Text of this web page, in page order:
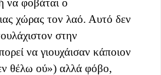
να φοβάται ο
χώρας τον λαό. Αυτό δεν
στην
να γιουχάισαν κάποιον
θέλω ού») αλλά φόβο,